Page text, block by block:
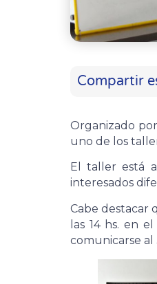
Compartir
Organizado
uno de los
El taller está
interesados
Cabe destacar
las 14 hs. en el
comunicarse al